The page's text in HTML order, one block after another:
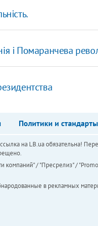
і Помаранчева
Политики и стандарты
на LB.ua обязательна!
/ "Пресрелиз" /
в рекламных